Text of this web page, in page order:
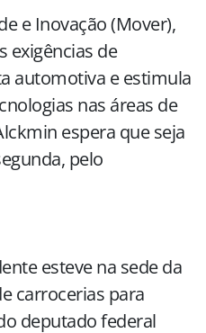
e Inovação (Mover),
exigências de
automotiva e estimula
nas áreas de
espera que seja
pelo
esteve na sede da
carrocerias para
deputado federal